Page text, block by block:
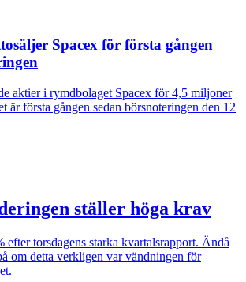
Spacex för första gången
aktier i rymdbolaget Spacex för 4,5 miljoner
är första gången sedan börsnoteringen den 12
ställer höga krav
efter torsdagens starka kvartalsrapport. Ändå
om detta verkligen var vändningen för